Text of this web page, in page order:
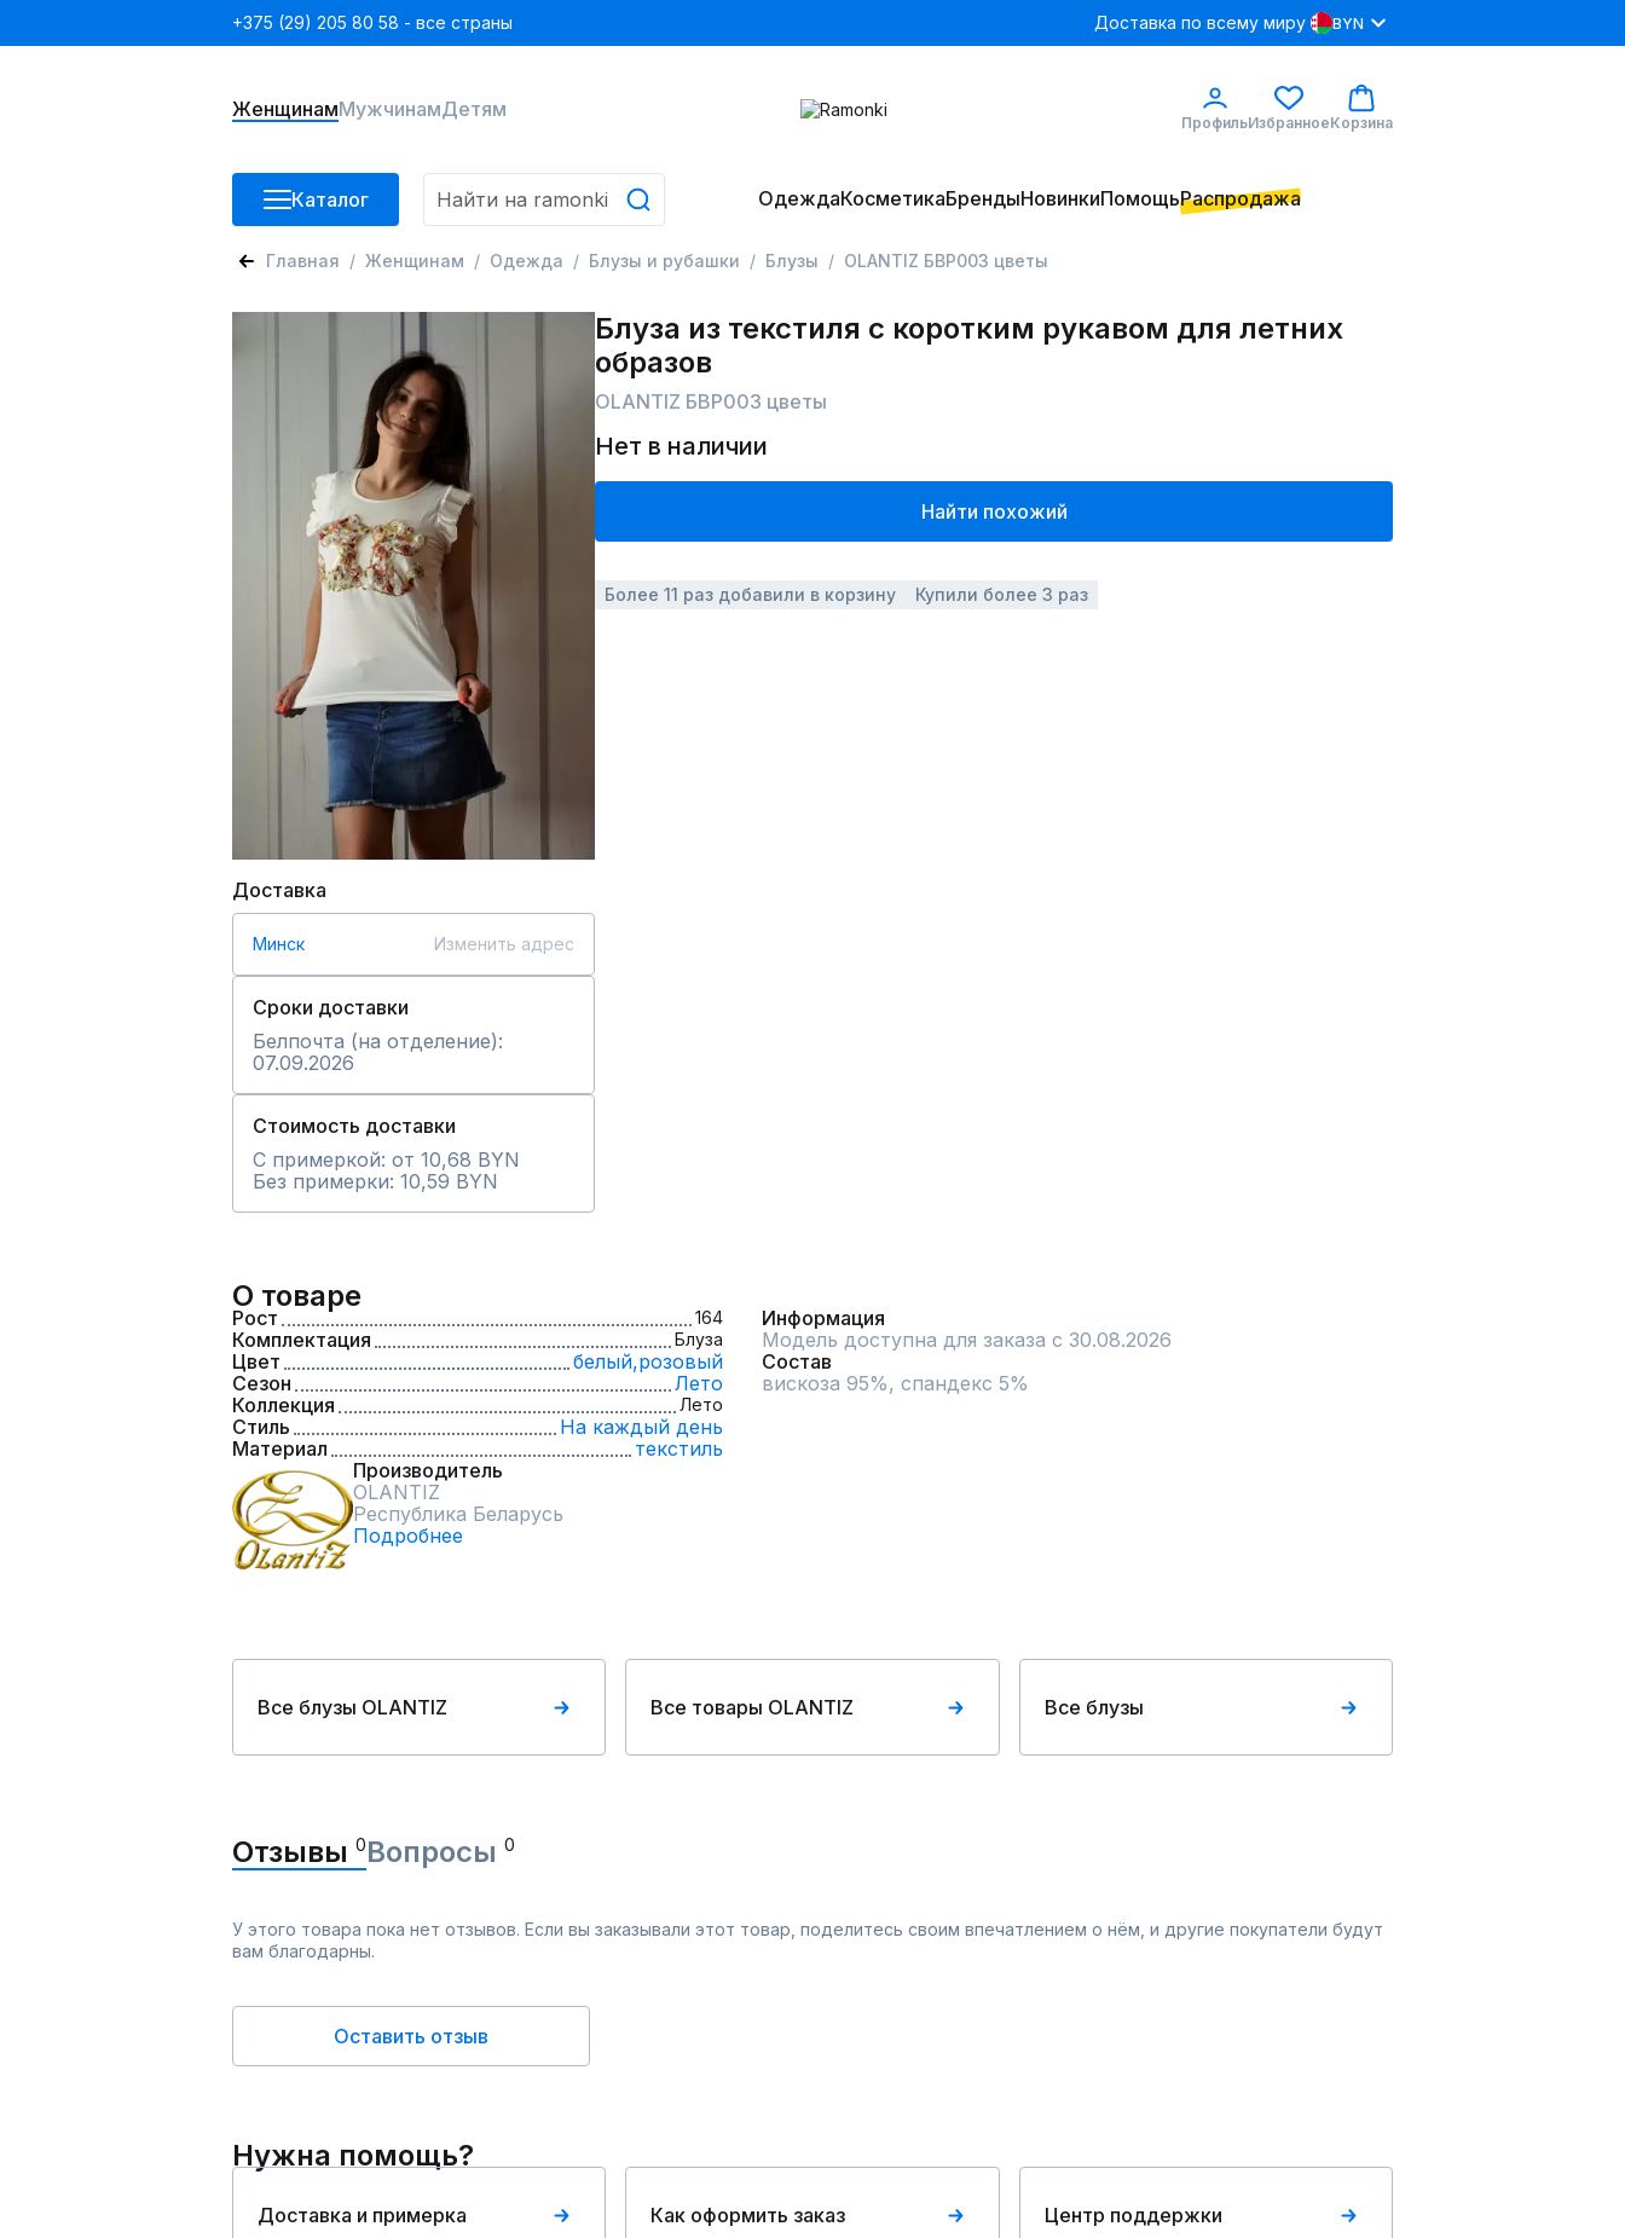
+375 (29) 205 80 58 - все страны Доставка по всему миру BYN
ЖенщинамМужчинамДетям
ПрофильИзбранноеКорзина
Каталог ОдеждаКосметикаБрендыНовинкиПомощьРаспродажа
Главная Женщинам Одежда Блузы и рубашки Блузы OLANTIZ БВР003 цветы
Доставка
Минск Изменить адрес
Сроки доставки
Белпочта (на отделение):
07.09.2026
Стоимость доставки
С примеркой: от 10,68 BYN
Без примерки: 10,59 BYN
Блуза из текстиля с коротким рукавом для летних
образов
OLANTIZ БВР003 цветы
Нет в наличии
Найти похожий
Более 11 раз добавили в корзину Купили более 3 раз
О товаре
Рост 164
Комплектация Блуза
Цвет белый,розовый
Сезон
Лето
Коллекция
Лето
Стиль
На каждый день
Материал
текстиль
Производитель
OLANTIZ
Республика Беларусь
Подробнее
Информация
Модель доступна для заказа с 30.08.2026
Состав
вискоза 95%, спандекс 5%
Все блузы OLANTIZ Все товары OLANTIZ Все блузы
Отзывы 0Вопросы 0
У этого товара пока нет отзывов. Если вы заказывали этот товар, поделитесь своим впечатлением о нём, и другие покупатели будут
вам благодарны.
Оставить отзыв
Нужна помощь?
Доставка и примерка Как оформить заказ Центр поддержки